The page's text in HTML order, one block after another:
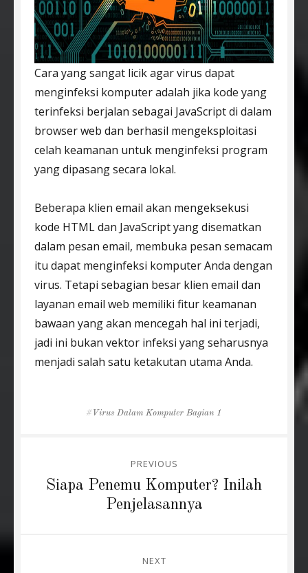
Cara yang sangat licik agar virus dapat
menginfeksi komputer adalah jika kode yang
terinfeksi berjalan sebagai JavaScript di dalam
browser web dan berhasil mengeksploitasi
celah keamanan untuk menginfeksi program
yang dipasang secara lokal.
Beberapa klien email akan mengeksekusi
kode HTML dan JavaScript yang disematkan
dalam pesan email, membuka pesan semacam
itu dapat menginfeksi komputer Anda dengan
virus. Tetapi sebagian besar klien email dan
layanan email web memiliki fitur keamanan
bawaan yang akan mencegah hal ini terjadi,
jadi ini bukan vektor infeksi yang seharusnya
menjadi salah satu ketakutan utama Anda.
TagsVirus Dalam Komputer Bagian 1
navigation
PREVIOUS
PreviousSiapa Penemu Komputer? Inilah
Penjelasannya
NEXT